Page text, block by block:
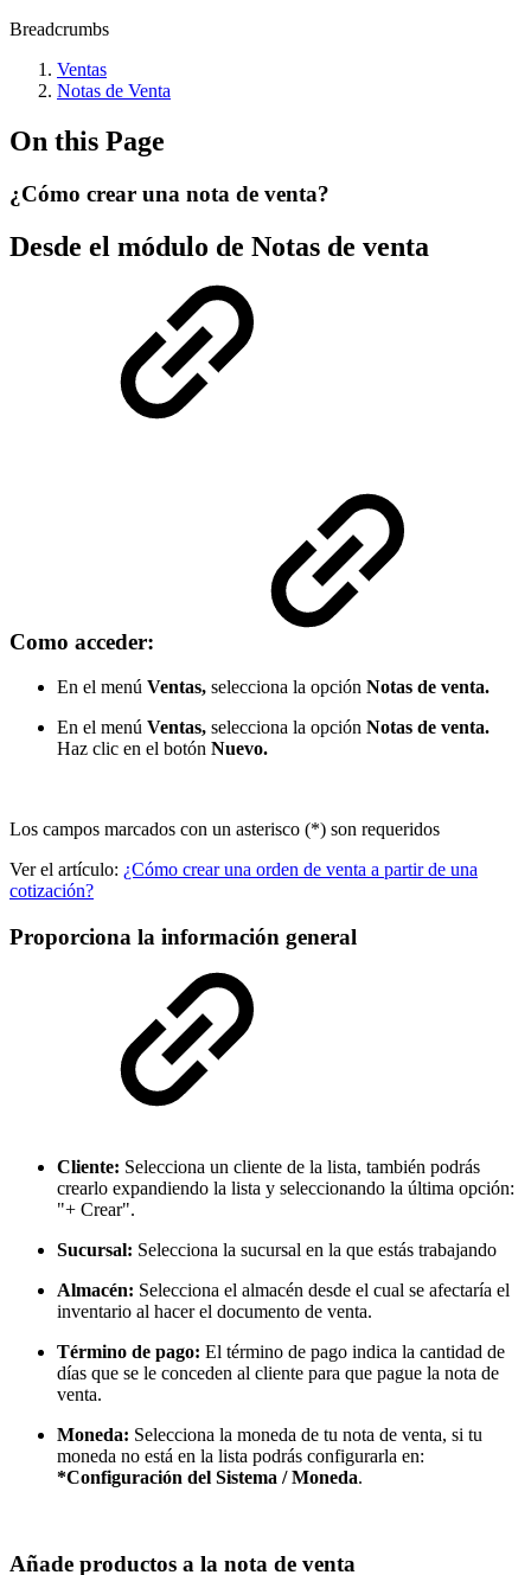
Breadcrumbs
Ventas
Notas de Venta
On this Page
¿Cómo crear una nota de venta?
Desde el módulo de Notas de venta
Como acceder:
En el menú Ventas, selecciona la opción Notas de venta.
En el menú Ventas, selecciona la opción Notas de venta.
Haz clic en el botón Nuevo.
Los campos marcados con un asterisco (*) son requeridos
Ver el artículo: ¿Cómo crear una orden de venta a partir de una
cotización?
Proporciona la información general
Cliente: Selecciona un cliente de la lista, también podrás
crearlo expandiendo la lista y seleccionando la última opción:
"+ Crear".
Sucursal: Selecciona la sucursal en la que estás trabajando
Almacén: Selecciona el almacén desde el cual se afectaría el
inventario al hacer el documento de venta.
Término de pago: El término de pago indica la cantidad de
días que se le conceden al cliente para que pague la nota de
venta.
Moneda: Selecciona la moneda de tu nota de venta, si tu
moneda no está en la lista podrás configurarla en:
*Configuración del Sistema / Moneda.
Añade productos a la nota de venta